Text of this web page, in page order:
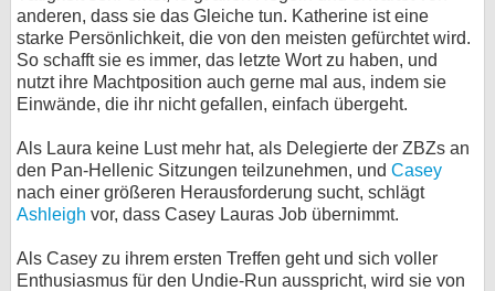
anderen, dass sie das Gleiche tun. Katherine ist eine
starke Persönlichkeit, die von den meisten gefürchtet wird.
So schafft sie es immer, das letzte Wort zu haben, und
nutzt ihre Machtposition auch gerne mal aus, indem sie
Einwände, die ihr nicht gefallen, einfach übergeht.
Als Laura keine Lust mehr hat, als Delegierte der ZBZs an
den Pan-Hellenic Sitzungen teilzunehmen, und Casey
nach einer größeren Herausforderung sucht, schlägt
Ashleigh vor, dass Casey Lauras Job übernimmt.
Als Casey zu ihrem ersten Treffen geht und sich voller
Enthusiasmus für den Undie-Run ausspricht, wird sie von
Kontakt
Nutzungsbedingungen
Datenschutz
Cookie-Einstellungen
Impressum
myFanbase